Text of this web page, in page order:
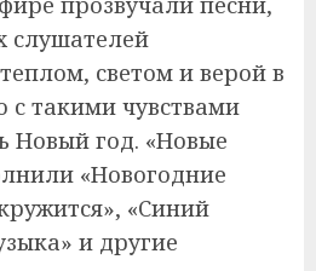
слушателей
светом и верой в
такими чувствами
Новый год. «Новые
«Новогодние
«Синий
и другие